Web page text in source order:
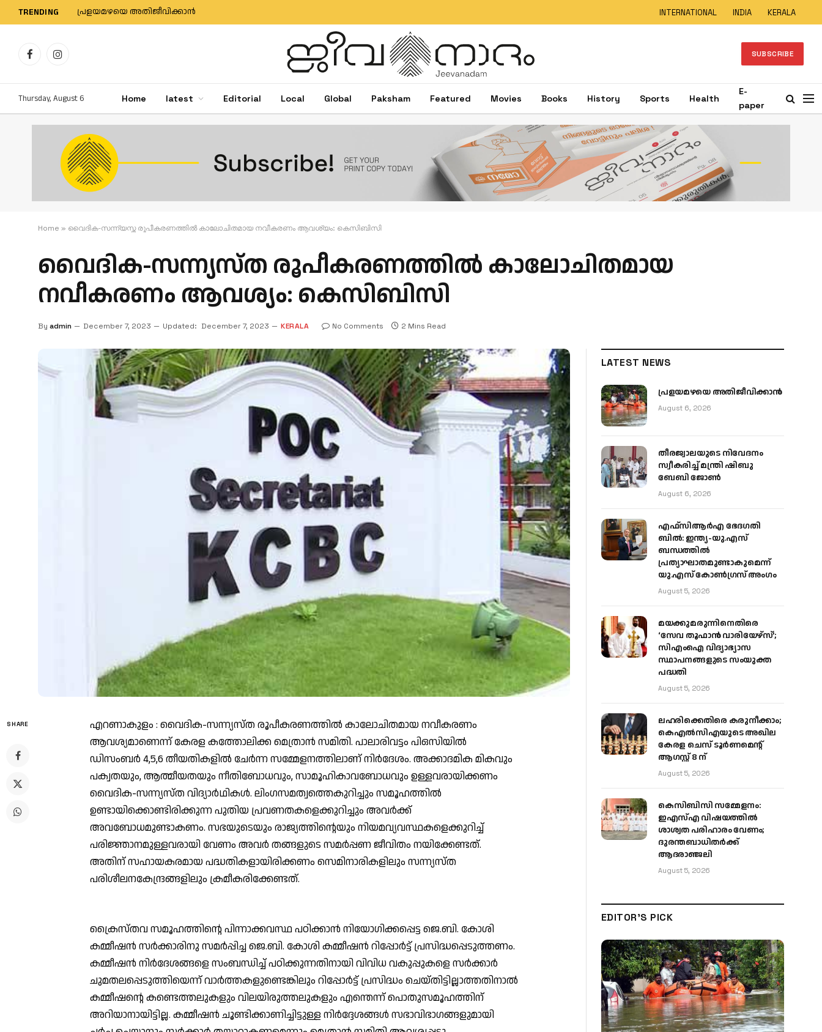
TRENDING തീരജ്വാലയുടെ നിവേദനം സ്വീകരിച്ച് മന്ത്രി ഷിബു ബേബി ജോൺ INTERNATIONAL INDIA KERALA
FacebookInstagram SUBSCRIBE
Thursday, August 6 Home latest Editorial Local Global Paksham Featured Movies Books History Sports Health
E-
paper
Home » വൈദിക-സന്ന്യസ്ത രൂപീകരണത്തില്‍ കാലോചിതമായ നവീകരണം ആവശ്യം: കെസിബിസി
വൈദിക-സന്ന്യസ്ത രൂപീകരണത്തില്‍ കാലോചിതമായ
നവീകരണം ആവശ്യം: കെസിബിസി
By admin December 7, 2023 Updated: December 7, 2023 KERALA No Comments 2 Mins Read
SHARE
എറണാകുളം : വൈദിക-സന്ന്യസ്ത രൂപീകരണത്തില്‍ കാലോചിതമായ നവീകരണം
ആവശ്യമാണെന്ന് കേരള കത്തോലിക്ക മെത്രാന്‍ സമിതി. പാലാരിവട്ടം പിഒസിയില്‍
ഡിസംബര്‍ 4,5,6 തീയതികളില്‍ ചേര്‍ന്ന സമ്മേളനത്തിലാണ് നിര്‍ദേശം. അക്കാദമിക മികവും
പക്വതയും, ആത്മീയതയും നീതിബോധവും, സാമൂഹികാവബോധവും ഉള്ളവരായിക്കണം
വൈദിക-സന്ന്യസ്ത വിദ്യാര്‍ഥികള്‍. ലിംഗസമത്വത്തെകുറിച്ചും സമൂഹത്തില്‍
ഉണ്ടായിക്കൊണ്ടിരിക്കുന്ന പുതിയ പ്രവണതകളെക്കുറിച്ചും അവര്‍ക്ക്
അവബോധമുണ്ടാകണം. സഭയുടെയും രാജ്യത്തിന്റെയും നിയമവ്യവസ്ഥകളെക്കുറിച്ച്
പരിജ്ഞാനമുള്ളവരായി വേണം അവര്‍ തങ്ങളുടെ സമര്‍പ്പണ ജീവിതം നയിക്കേണ്ടത്.
അതിന് സഹായകരമായ പദ്ധതികളായിരിക്കണം സെമിനാരികളിലും സന്ന്യസ്ത
പരിശീലനകേന്ദ്രങ്ങളിലും ക്രമീകരിക്കേണ്ടത്.
ക്രൈസ്തവ സമൂഹത്തിന്റെ പിന്നാക്കവസ്ഥ പഠിക്കാന്‍ നിയോഗിക്കപ്പെട്ട ജെ.ബി. കോശി
കമ്മീഷന്‍ സര്‍ക്കാരിനു സമര്‍പ്പിച്ച ജെ.ബി. കോശി കമ്മീഷന്‍ റിപ്പോര്‍ട്ട് പ്രസിദ്ധപ്പെടുത്തണം.
കമ്മീഷന്‍ നിര്‍ദേശങ്ങളെ സംബന്ധിച്ച് പഠിക്കുന്നതിനായി വിവിധ വകുപ്പുകളെ സര്‍ക്കാര്‍
ചുമതലപ്പെടുത്തിയെന്ന് വാര്‍ത്തകളുണ്ടെങ്കിലും റിപ്പോര്‍ട്ട് പ്രസിദ്ധം ചെയ്തിട്ടില്ലാത്തതിനാല്‍
കമ്മീഷന്റെ കണ്ടെത്തലുകളും വിലയിരുത്തലുകളും എന്തെന്ന് പൊതുസമൂഹത്തിന്
അറിയാനായിട്ടില്ല. കമ്മീഷന്‍ ചൂണ്ടിക്കാണിച്ചിട്ടുള്ള നിര്‍ദ്ദേശങ്ങള്‍ സഭാവിഭാഗങ്ങളുമായി
LATEST NEWS
പ്രളയമഴയെ അതിജീവിക്കാന്‍
August 6, 2026
തീരജ്വാലയുടെ നിവേദനം
സ്വീകരിച്ച് മന്ത്രി ഷിബു
ബേബി ജോൺ
August 6, 2026
എഫ്‌സിആർഎ ഭേദഗതി
ബിൽ: ഇന്ത്യ-യു.എസ്
ബന്ധത്തിൽ
പ്രത്യാഘാതമുണ്ടാകുമെന്ന്
യു.എസ് കോൺഗ്രസ് അംഗം
August 5, 2026
മയക്കുമരുന്നിനെതിരെ
‘സേവ തൂഫാൻ വാരിയേഴ്‌സ്’;
സിഎംഐ വിദ്യാഭ്യാസ
സ്ഥാപനങ്ങളുടെ സംയുക്ത
പദ്ധതി
August 5, 2026
ലഹരിക്കെതിരെ കരുനീക്കാം;
കെഎൽസിഎയുടെ അഖില
കേരള ചെസ് ടൂർണമെന്റ്
ആഗസ്റ്റ് 8 ന്
August 5, 2026
കെസിബിസി സമ്മേളനം:
ഇഎസ്എ വിഷയത്തിൽ
ശാശ്വത പരിഹാരം വേണം;
ദുരന്തബാധിതർക്ക്
ആദരാഞ്ജലി
August 5, 2026
EDITOR'S PICK